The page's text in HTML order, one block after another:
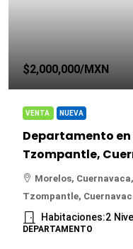
$2,000,000/MXN
VENTA NUEVA
Departamento en
Tzompantle,
Morelos,
Tzompantle,
Habitaciones:2
DEPARTAMENTO